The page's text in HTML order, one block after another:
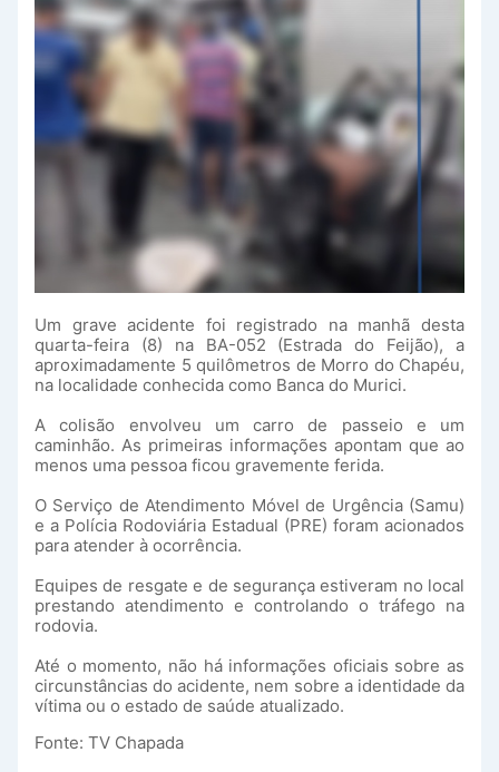
Um grave acidente foi registrado na manhã desta
quarta-feira (8) na BA-052 (Estrada do Feijão), a
aproximadamente 5 quilômetros de Morro do Chapéu,
na localidade conhecida como Banca do Murici.
A colisão envolveu um carro de passeio e um
caminhão. As primeiras informações apontam que ao
menos uma pessoa ficou gravemente ferida.
O Serviço de Atendimento Móvel de Urgência (Samu)
e a Polícia Rodoviária Estadual (PRE) foram acionados
para atender à ocorrência.
Equipes de resgate e de segurança estiveram no local
prestando atendimento e controlando o tráfego na
rodovia.
Até o momento, não há informações oficiais sobre as
circunstâncias do acidente, nem sobre a identidade da
vítima ou o estado de saúde atualizado.
Fonte: TV Chapada